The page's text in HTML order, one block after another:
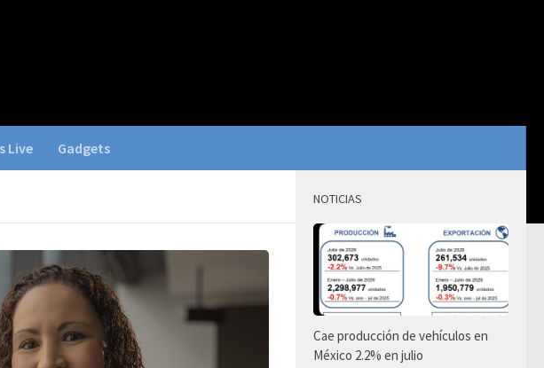
Live Gadgets
NOTICIAS
Cae producción de vehículos en
México 2.2% en julio